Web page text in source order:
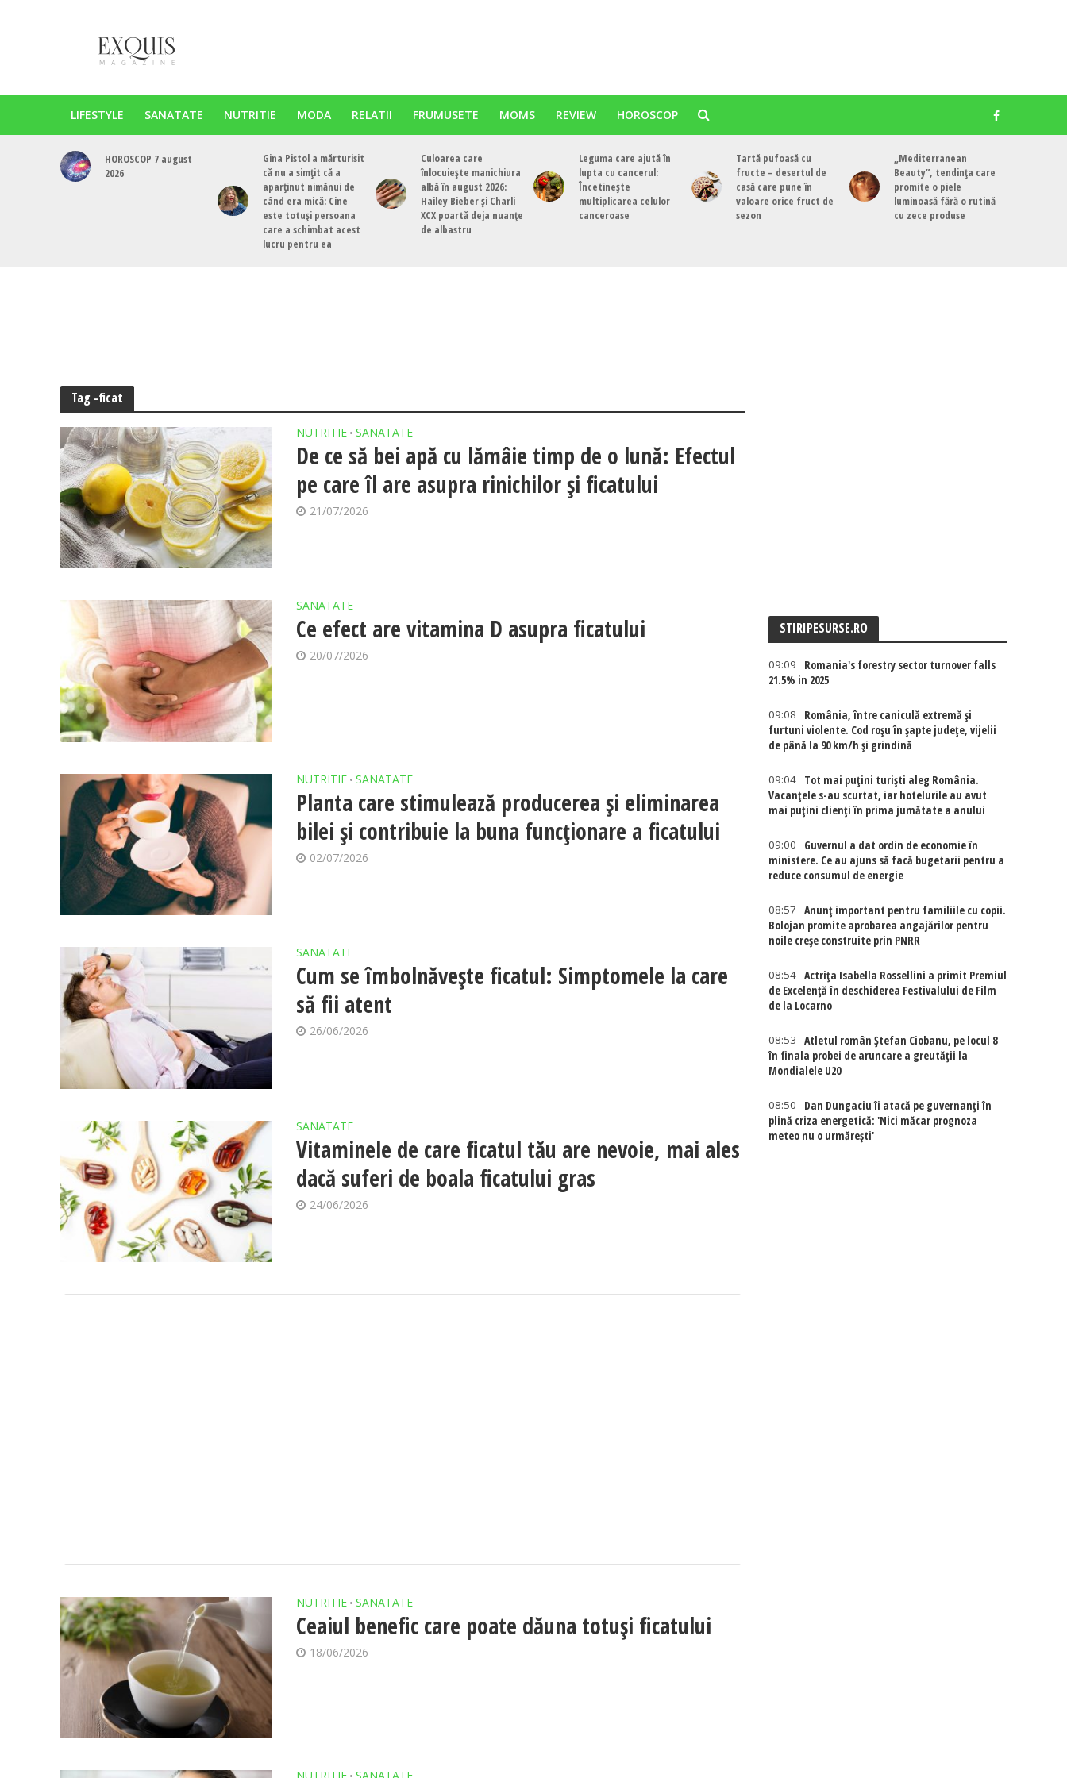
LIFESTYLE SANATATE NUTRITIE MODA RELATII FRUMUSETE MOMS REVIEW HOROSCOP
HOROSCOP 7 august
2026
Gina Pistol a mărturisit
că nu a simțit că a
aparținut nimănui de
când era mică: Cine
este totuși persoana
care a schimbat acest
lucru pentru ea
Culoarea care
înlocuiește manichiura
albă în august 2026:
Hailey Bieber și Charli
XCX poartă deja nuanțe
de albastru
Leguma care ajută în
lupta cu cancerul:
Încetinește
multiplicarea celulor
canceroase
Tartă pufoasă cu
fructe – desertul de
casă care pune în
valoare orice fruct de
sezon
„Mediterranean
Beauty”, tendința care
promite o piele
luminoasă fără o rutină
cu zece produse
Tag -ficat
NUTRITIE • SANATATE
De ce să bei apă cu lămâie timp de o lună: Efectul
pe care îl are asupra rinichilor și ficatului
21/07/2026
SANATATE
Ce efect are vitamina D asupra ficatului
20/07/2026
NUTRITIE • SANATATE
Planta care stimulează producerea și eliminarea
bilei și contribuie la buna funcționare a ficatului
02/07/2026
SANATATE
Cum se îmbolnăvește ficatul: Simptomele la care
să fii atent
26/06/2026
SANATATE
Vitaminele de care ficatul tău are nevoie, mai ales
dacă suferi de boala ficatului gras
24/06/2026
NUTRITIE • SANATATE
Ceaiul benefic care poate dăuna totuși ficatului
18/06/2026
STIRIPESURSE.RO
09:09
Romania's forestry sector turnover falls
21.5% in 2025
09:08
România, între caniculă extremă și
furtuni violente. Cod roșu în șapte județe, vijelii
de până la 90 km/h și grindină
09:04
Tot mai puțini turiști aleg România.
Vacanțele s-au scurtat, iar hotelurile au avut
mai puțini clienți în prima jumătate a anului
09:00
Guvernul a dat ordin de economie în
ministere. Ce au ajuns să facă bugetarii pentru a
reduce consumul de energie
08:57
Anunț important pentru familiile cu copii.
Bolojan promite aprobarea angajărilor pentru
noile creșe construite prin PNRR
08:54 Actriţa Isabella Rossellini a primit Premiul
de Excelenţă în deschiderea Festivalului de Film
de la Locarno
08:53
Atletul român Ștefan Ciobanu, pe locul 8
în finala probei de aruncare a greutății la
Mondialele U20
08:50
Dan Dungaciu îi atacă pe guvernanți în
plină criza energetică: 'Nici măcar prognoza
meteo nu o urmărești'